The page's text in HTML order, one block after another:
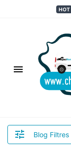
HOT
Blog Filtres